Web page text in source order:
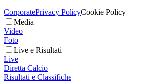
CorporatePrivacy PolicyCookie Policy
Media
Video
Foto
Live e Risultati
Live
Diretta Calcio
Risultati e Classifiche